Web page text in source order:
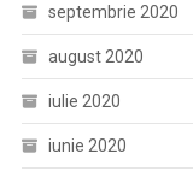
septembrie 2020
august 2020
iulie 2020
iunie 2020